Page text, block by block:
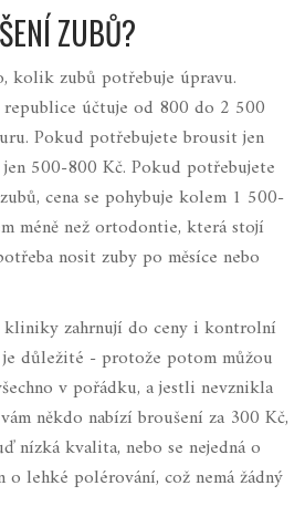
ZUBŮ?
kolik zubů potřebuje úpravu.
účtuje od 800 do 2 500
Pokud potřebujete brousit jen
500-800 Kč. Pokud potřebujete
cena se pohybuje kolem 1 500-
méně než ortodontie, která stojí
nosit zuby po měsíce nebo
kliniky zahrnují do ceny i kontrolní
důležité - protože potom můžou
v pořádku, a jestli nevznikla
někdo nabízí broušení za 300 Kč,
nízká kvalita, nebo se nejedná o
lehké polérování, což nemá žádný